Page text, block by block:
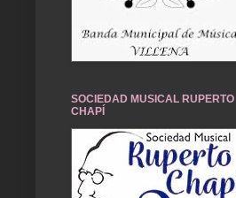
SOCIEDAD MUSICAL RUPERTO
CHAPÍ